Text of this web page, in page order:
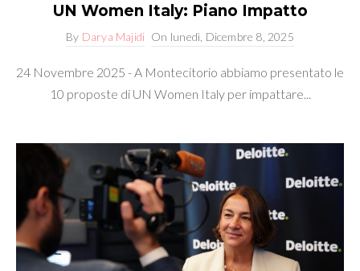
UN Women Italy: Piano Impatto
By Darya Majidi On lunedì, Dicembre 8, 2025
24 Novembre 2025 - A Montecitorio abbiamo presentato le
10 proposte di UN Women Italy per impattare...